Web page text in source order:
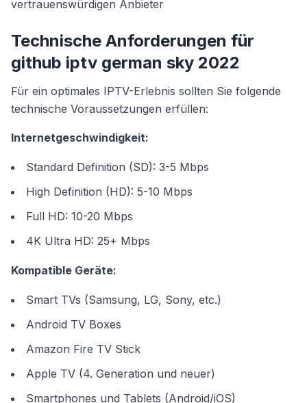
vertrauenswürdigen Anbieter
Technische Anforderungen für
github iptv german sky 2022
Für ein optimales IPTV-Erlebnis sollten Sie folgende
technische Voraussetzungen erfüllen:
Internetgeschwindigkeit:
Standard Definition (SD): 3-5 Mbps
High Definition (HD): 5-10 Mbps
Full HD: 10-20 Mbps
4K Ultra HD: 25+ Mbps
Kompatible Geräte:
Smart TVs (Samsung, LG, Sony, etc.)
Android TV Boxes
Amazon Fire TV Stick
Apple TV (4. Generation und neuer)
Smartphones und Tablets (Android/iOS)